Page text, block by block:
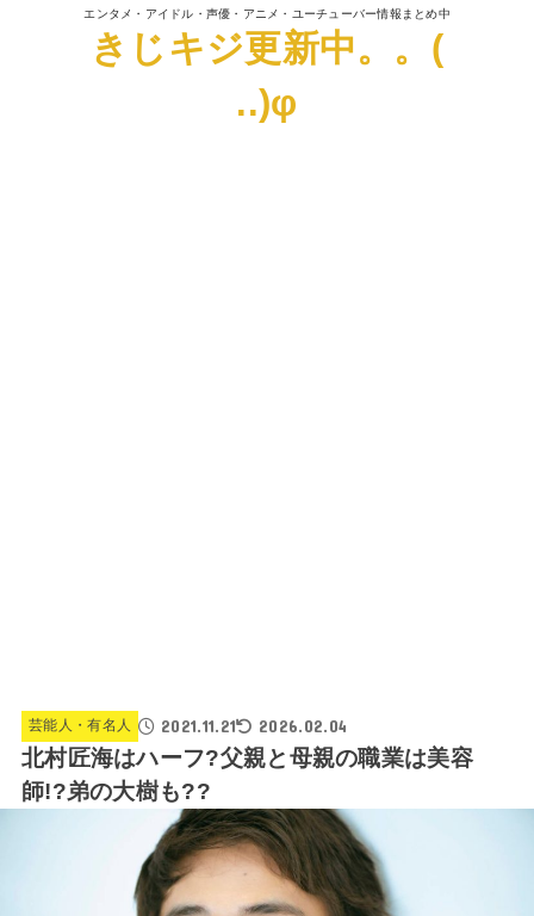
エンタメ・アイドル・声優・アニメ・ユーチューバー情報まとめ中
きじキジ更新中。。(
..)φ
芸能人・有名人 2021.11.21 2026.02.04
北村匠海はハーフ?父親と母親の職業は美容
師!?弟の大樹も??